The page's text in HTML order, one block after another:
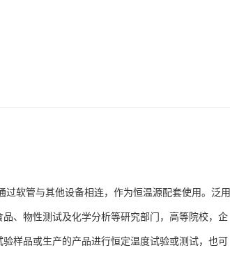
软管与其他设备相连，作为恒温源配套使用。泛用
、物性测试及化学分析等研究部门，高等院校，企
样品或生产的产品进行恒定温度试验或测试，也可